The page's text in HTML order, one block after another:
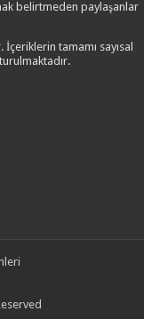
belirtmeden paylaşanlar
tamamı sayısal